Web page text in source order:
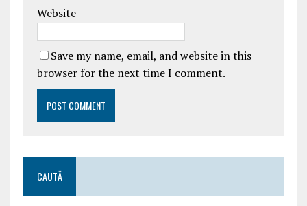
Website
Save my name, email, and website in this
browser for the next time I comment.
CAUTĂ